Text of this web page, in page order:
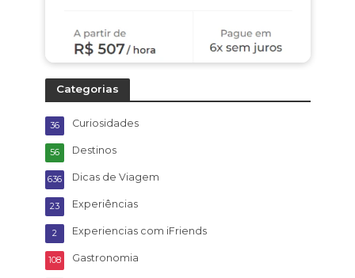
Categorias
Curiosidades
36
Destinos
56
Dicas de Viagem
636
Experiências
23
Experiencias com iFriends
2
Gastronomia
108